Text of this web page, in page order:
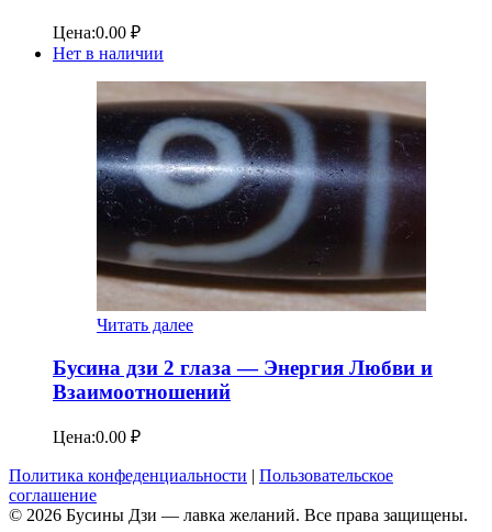
Цена:0.00 ₽
Нет в наличии
Читать далее
Бусина дзи 2 глаза — Энергия Любви и
Взаимоотношений
Цена:0.00 ₽
Политика конфеденциальности | Пользовательское
соглашение
© 2026 Бусины Дзи — лавка желаний. Все права защищены.